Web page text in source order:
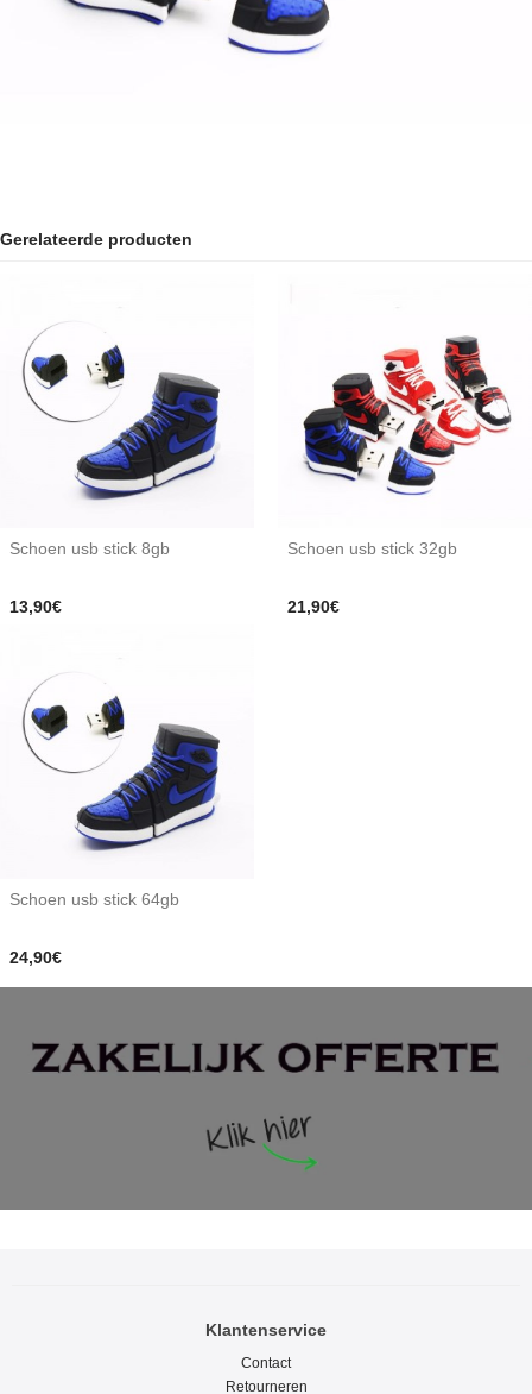
Gerelateerde producten
Schoen usb stick 8gb
13,90€
Schoen usb stick 32gb
21,90€
Schoen usb stick 64gb
24,90€
Klantenservice
Contact
Retourneren